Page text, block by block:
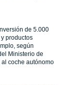
de 5.000
productos
según
Ministerio de
coche autónomo